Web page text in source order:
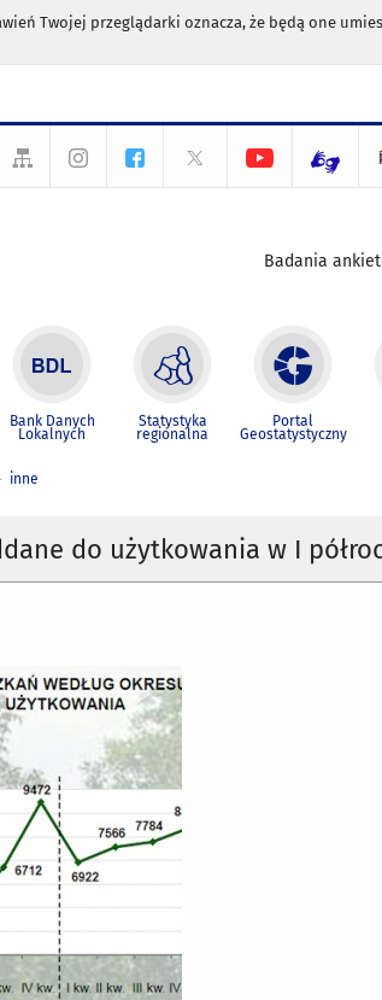
Twojej przeglądarki oznacza, że będą one
Badania
Bank Danych
Lokalnych
Statystyka
regionalna
Portal
Geostatystyczny
inne
do użytkowania w I